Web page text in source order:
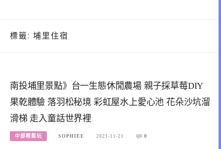
標籤: 埔里住宿
南投埔里景點》台一生態休閒農場 親子採草莓DIY
果乾體驗 落羽松秘境 彩虹屋水上愛心池 花朵沙坑溜
滑梯 走入童話世界裡
中部輕鬆玩 SOPHIEE 2021-11-21 0